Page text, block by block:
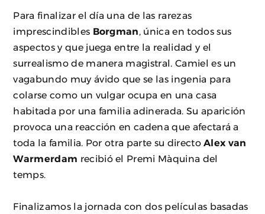
Para finalizar el día una de las rarezas
imprescindibles Borgman
, única en todos sus
aspectos y que juega entre la realidad y el
surrealismo de manera magistral. Camiel es un
vagabundo muy ávido que se las ingenia para
colarse como un vulgar ocupa en una casa
habitada por una familia adinerada. Su aparición
provoca una reacción en cadena que afectará a
toda la familia. Por otra parte su directo Alex van
Warmerdam recibió el Premi Màquina del
temps.
Finalizamos la jornada con dos películas basadas